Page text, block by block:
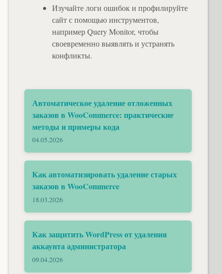
Изучайте логи ошибок и профилируйте
сайт с помощью инструментов,
например Query Monitor, чтобы
своевременно выявлять и устранять
конфликты.
Автоматическое удаление отложенных
заказов в WooCommerce: практические
методы и примеры кода
04.05.2026
Как автоматизировать удаление старых
заказов в WooCommerce
18.03.2026
Как защитить WordPress от удаления
аккаунта администратора
09.04.2026